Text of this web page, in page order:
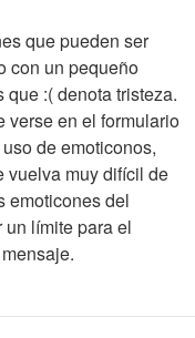
que pueden ser
con un pequeño
:( denota tristeza.
verse en el formulario
de emoticonos,
vuelva muy difícil de
emoticones del
límite para el